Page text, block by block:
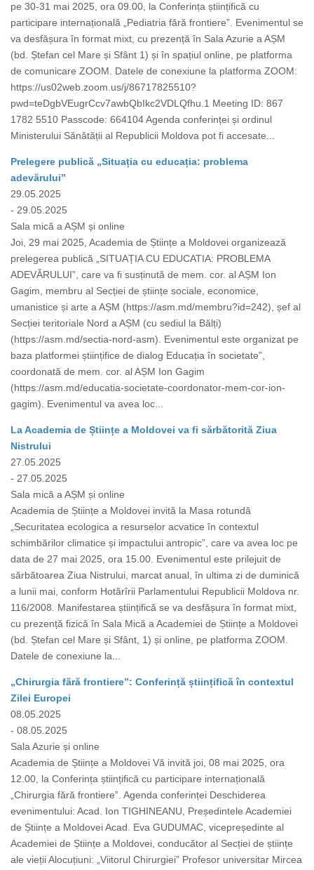
pe 30-31 mai 2025, ora 09.00, la Conferința științifică cu
participare internațională „Pediatria fără frontiere”. Evenimentul se
va desfășura în format mixt, cu prezență în Sala Azurie a AȘM
(bd. Ștefan cel Mare și Sfânt 1) și în spațiul online, pe platforma
de comunicare ZOOM. Datele de conexiune la platforma ZOOM:
https://us02web.zoom.us/j/86717825510?
pwd=teDgbVEugrCcv7awbQbIkc2VDLQfhu.1 Meeting ID: 867
1782 5510 Passcode: 664104 Agenda conferinței și ordinul
Ministerului Sănătății al Republicii Moldova pot fi accesate...
Prelegere publică „Situația cu educația: problema
adevărului”
29.05.2025
- 29.05.2025
Sala mică a AȘM și online
Joi, 29 mai 2025, Academia de Științe a Moldovei organizează
prelegerea publică „SITUAȚIA CU EDUCATIA: PROBLEMA
ADEVĂRULUI”, care va fi susținută de mem. cor. al AȘM Ion
Gagim, membru al Secției de științe sociale, economice,
umanistice și arte a AȘM (https://asm.md/membru?id=242), șef al
Secției teritoriale Nord a AȘM (cu sediul la Bălți)
(https://asm.md/sectia-nord-asm). Evenimentul este organizat pe
baza platformei științifice de dialog Educația în societate”,
coordonată de mem. cor. al AȘM Ion Gagim
(https://asm.md/educatia-societate-coordonator-mem-cor-ion-
gagim). Evenimentul va avea loc...
La Academia de Științe a Moldovei va fi sărbătorită Ziua
Nistrului
27.05.2025
- 27.05.2025
Sala mică a AȘM și online
Academia de Științe a Moldovei invită la Masa rotundă
„Securitatea ecologica a resurselor acvatice în contextul
schimbărilor climatice și impactului antropic”, care va avea loc pe
data de 27 mai 2025, ora 15.00. Evenimentul este prilejuit de
sărbătoarea Ziua Nistrului, marcat anual, în ultima zi de duminică
a lunii mai, conform Hotărîrii Parlamentului Republicii Moldova nr.
116/2008. Manifestarea științifică se va desfășura în format mixt,
cu prezență fizică în Sala Mică a Academiei de Științe a Moldovei
(bd. Ștefan cel Mare și Sfânt, 1) și online, pe platforma ZOOM.
Datele de conexiune la...
„Chirurgia fără frontiere”: Conferință științifică în contextul
Zilei Europei
08.05.2025
- 08.05.2025
Sala Azurie și online
Academia de Științe a Moldovei Vă invită joi, 08 mai 2025, ora
12.00, la Conferința științifică cu participare internațională
„Chirurgia fără frontiere”. Agenda conferinței Deschiderea
evenimentului: Acad. Ion TIGHINEANU, Președintele Academiei
de Științe a Moldovei Acad. Eva GUDUMAC, vicepreședinte al
Academiei de Științe a Moldovei, conducător al Secției de științe
ale vieții Alocuțiuni: „Viitorul Chirurgiei” Profesor universitar Mircea